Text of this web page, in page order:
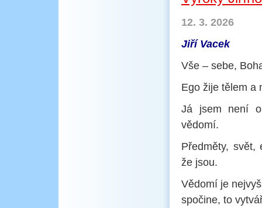
12. 3. 2026
Jiří Vacek
Vše – sebe,
Ego žije tělem a
Já jsem není
vědomí.
Předměty, svět,
že jsou.
Vědomí je
spočine, to